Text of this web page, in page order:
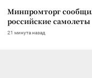
Минпромторг
российские самолеты
21 минута назад